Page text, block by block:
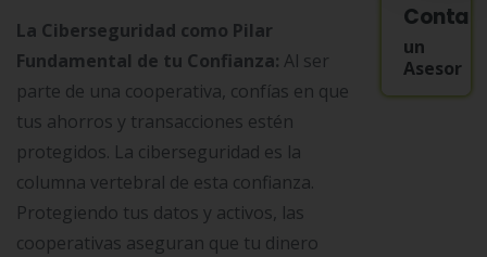
La Ciberseguridad como Pilar
Fundamental de tu Confianza: Al ser
parte de una cooperativa, confías en que
tus ahorros y transacciones estén
protegidos. La ciberseguridad es la
columna vertebral de esta confianza.
Protegiendo tus datos y activos, las
cooperativas aseguran que tu dinero
un
Asesor